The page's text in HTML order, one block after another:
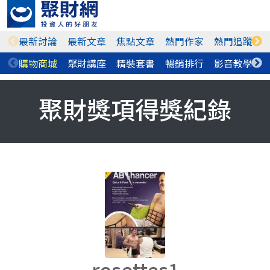
最新討論 最新文章 焦點文章 熱門作家 熱門追蹤
購物商城 聚財講座 精裝套書 暢銷排行 影音教學
聚財獎項得獎紀錄